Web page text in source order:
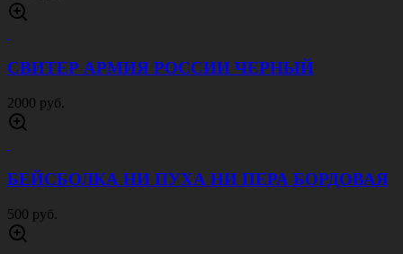
1000 руб.
РЕМЕНЬ ТАНКОВЫЕ ВОЙСКА КОЖАНЫЙ
35 ММ ЧЕРНЫЙ
1000 руб.
РЕМЕНЬ ВОЕННО КОСМИЧЕСКИЕ СИЛЫ